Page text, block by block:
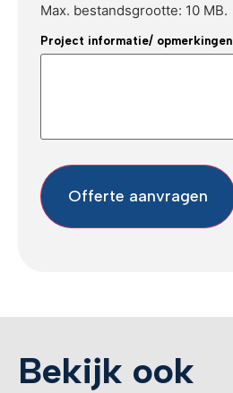
Max. bestandsgrootte: 10 MB.
Project informatie/ opmerkingen
Offerte aanvragen
Bekijk ook